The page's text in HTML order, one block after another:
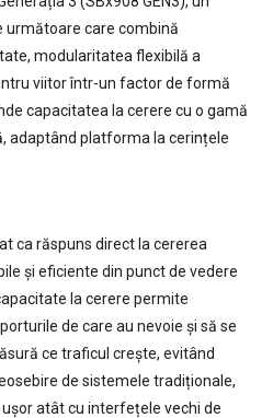
următoare care combină
modularitatea flexibilă a
viitor într-un factor de formă
capacitatea la cerere cu o gamă
adaptând platforma la cerințele
ca răspuns direct la cererea
și eficiente din punct de vedere
la cerere permite
de care au nevoie și să se
ce traficul crește, evitând
de sistemele tradiționale,
atât cu interfețele vechi de